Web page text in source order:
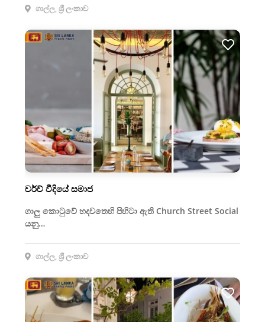
ගාල්ල, ශ්‍රී ලංකාව
චර්ච් වීදියේ සමාජ
ගාලු කොටුවේ හදවතෙහි පිහිටා ඇති Church Street Social
යනු…
ගාල්ල, ශ්‍රී ලංකාව